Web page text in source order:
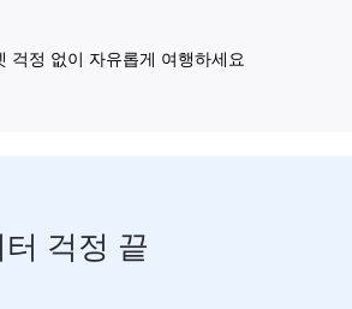
걱정 없이 자유롭게 여행하세요
걱정 끝